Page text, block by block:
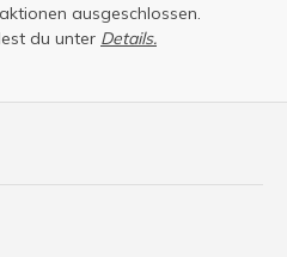
ausgeschlossen.
du unter Details.